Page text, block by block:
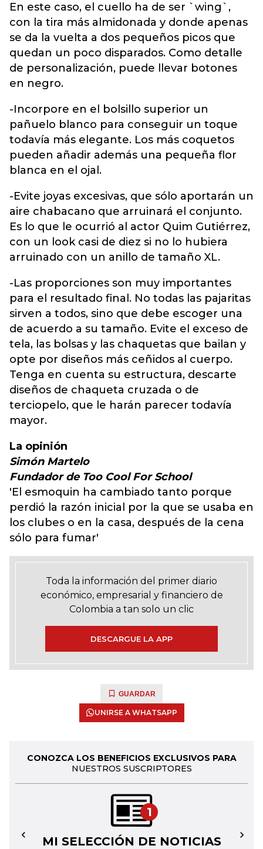
En este caso, el cuello ha de ser `wing`,
con la tira más almidonada y donde apenas
se da la vuelta a dos pequeños picos que
quedan un poco disparados. Como detalle
de personalización, puede llevar botones
en negro.
-Incorpore en el bolsillo superior un
pañuelo blanco para conseguir un toque
todavía más elegante. Los más coquetos
pueden añadir además una pequeña flor
blanca en el ojal.
-Evite joyas excesivas, que sólo aportarán un
aire chabacano que arruinará el conjunto.
Es lo que le ocurrió al actor Quim Gutiérrez,
con un look casi de diez si no lo hubiera
arruinado con un anillo de tamaño XL.
-Las proporciones son muy importantes
para el resultado final. No todas las pajaritas
sirven a todos, sino que debe escoger una
de acuerdo a su tamaño. Evite el exceso de
tela, las bolsas y las chaquetas que bailan y
opte por diseños más ceñidos al cuerpo.
Tenga en cuenta su estructura, descarte
diseños de chaqueta cruzada o de
terciopelo, que le harán parecer todavía
mayor.
La opinión
Simón Martelo
Fundador de Too Cool For School
'El esmoquin ha cambiado tanto porque
perdió la razón inicial por la que se usaba en
los clubes o en la casa, después de la cena
sólo para fumar'
Toda la información del primer diario
económico, empresarial y financiero de
Colombia a tan solo un clic
DESCARGUE LA APP
GUARDAR
UNIRSE A WHATSAPP
CONOZCA LOS BENEFICIOS EXCLUSIVOS PARA
NUESTROS SUSCRIPTORES
1
MI SELECCIÓN DE NOTICIAS
← →